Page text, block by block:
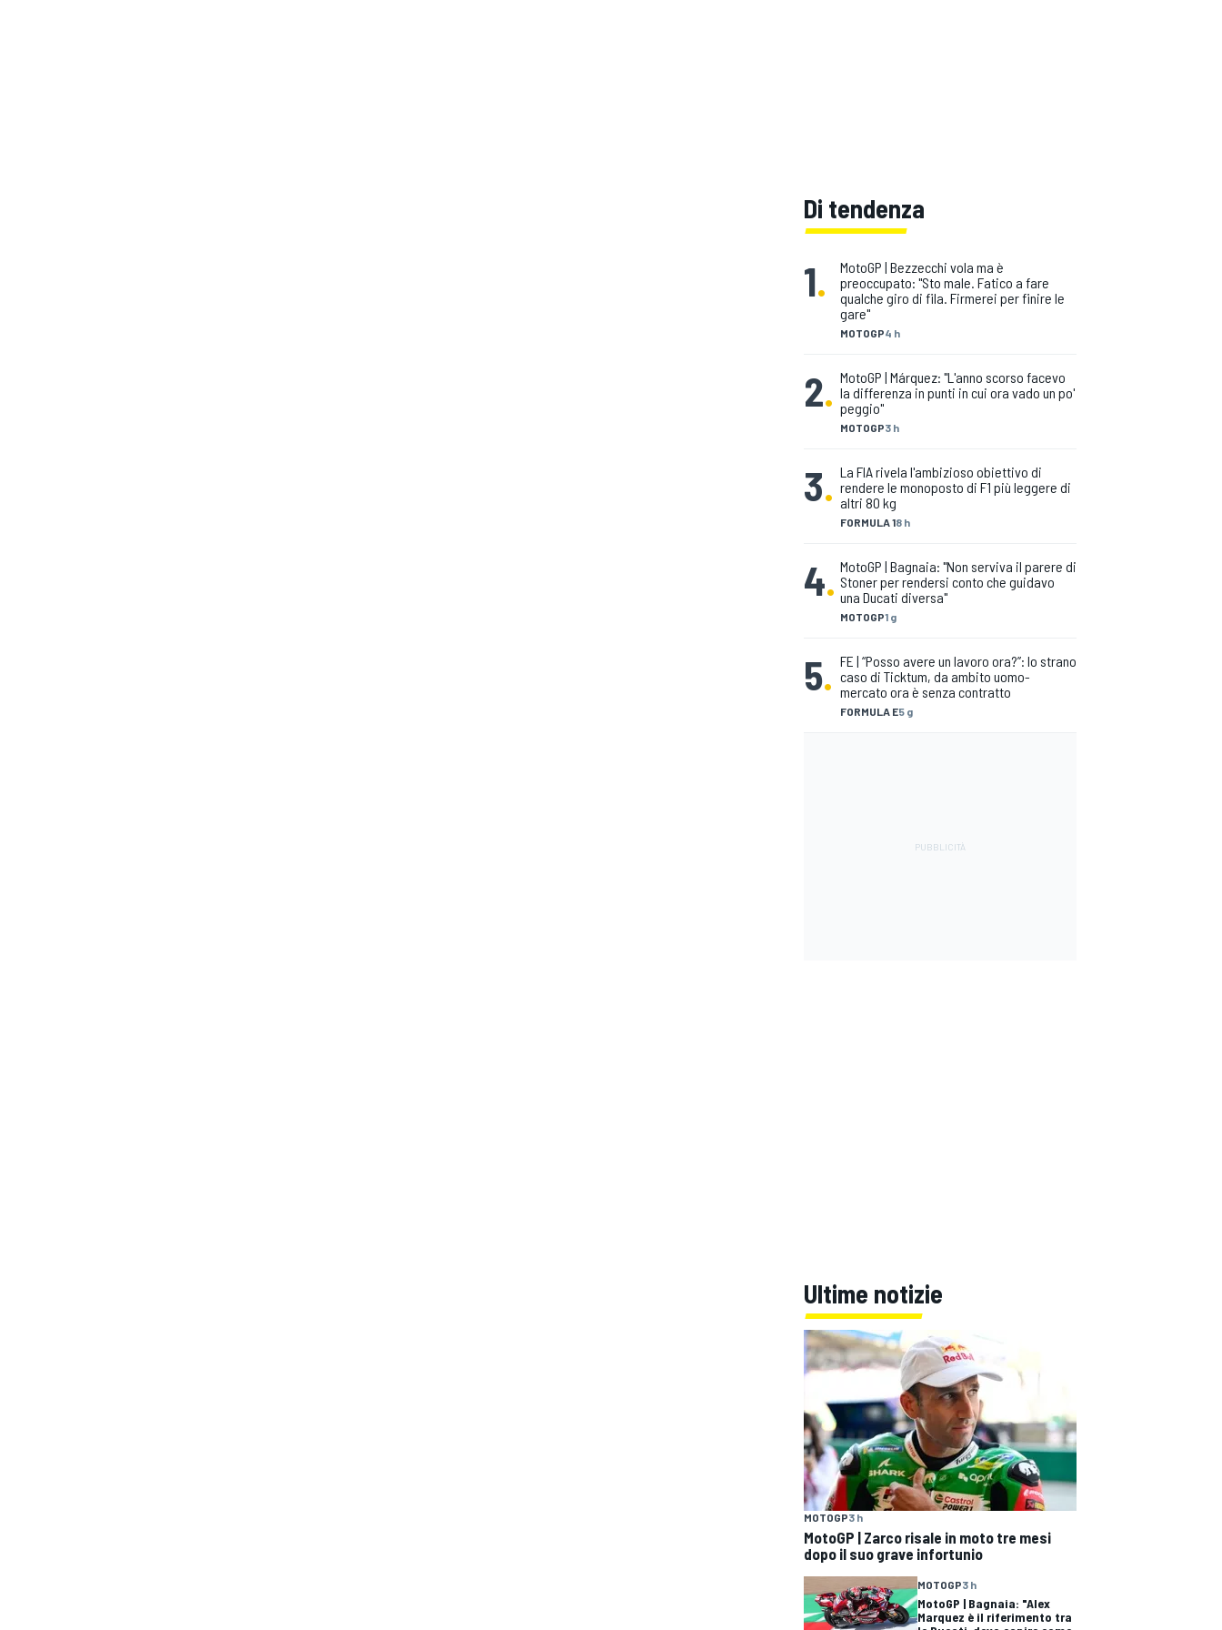
Di tendenza
1.
MOTOGP4 h
MotoGP | Bezzecchi vola ma è
preoccupato: "Sto male. Fatico a fare
qualche giro di fila. Firmerei per finire le
gare"
2.
MOTOGP3 h
MotoGP | Márquez: "L'anno scorso facevo
la differenza in punti in cui ora vado un po'
peggio"
3.
FORMULA 18 h
La FIA rivela l'ambizioso obiettivo di
rendere le monoposto di F1 più leggere di
altri 80 kg
4.
MOTOGP1 g
MotoGP | Bagnaia: "Non serviva il parere di
Stoner per rendersi conto che guidavo
una Ducati diversa"
5.
FORMULA E5 g
FE | “Posso avere un lavoro ora?”: lo strano
caso di Ticktum, da ambito uomo-
mercato ora è senza contratto
Ultime notizie
MOTOGP3 h
MotoGP | Zarco risale in moto tre mesi
dopo il suo grave infortunio
MOTOGP3 h
MotoGP | Bagnaia: "Alex
Marquez è il riferimento tra